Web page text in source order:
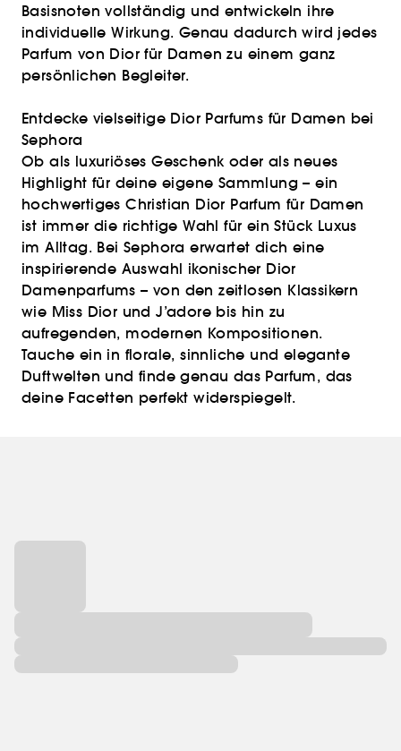
Basisnoten vollständig und entwickeln ihre
individuelle Wirkung. Genau dadurch wird jedes
Parfum von Dior für Damen zu einem ganz
persönlichen Begleiter.
Entdecke vielseitige Dior Parfums für Damen bei
Sephora
Ob als luxuriöses Geschenk oder als neues
Highlight für deine eigene Sammlung – ein
hochwertiges Christian Dior Parfum für Damen
ist immer die richtige Wahl für ein Stück Luxus
im Alltag. Bei Sephora erwartet dich eine
inspirierende Auswahl ikonischer Dior
Damenparfums – von den zeitlosen Klassikern
wie Miss Dior und J’adore bis hin zu
aufregenden, modernen Kompositionen.
Tauche ein in florale, sinnliche und elegante
Duftwelten und finde genau das Parfum, das
deine Facetten perfekt widerspiegelt.